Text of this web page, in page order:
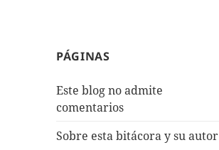
PÁGINAS
Este blog no admite
comentarios
Sobre esta bitácora y su autor